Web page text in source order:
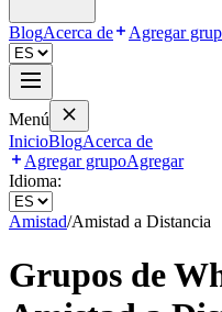
BlogAcerca de Agregar
Menú
InicioBlogAcerca de
Agregar grupoAgregar
Idioma:
Amistad/Amistad a Distancia
Grupos de